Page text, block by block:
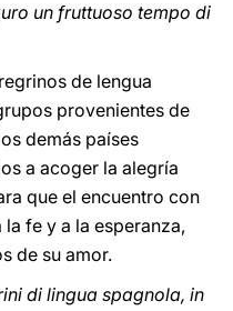
un fruttuoso tempo di
de lengua
provenientes de
demás países
a acoger la alegría
que el encuentro con
fe y a la esperanza,
de su amor.
di lingua spagnola, in